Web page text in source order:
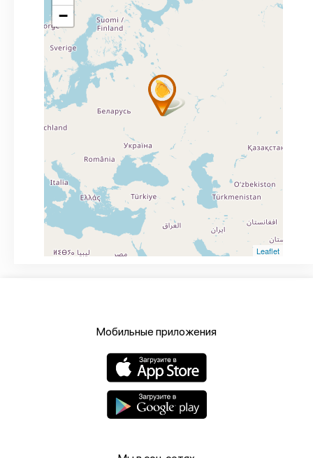
−
Leaflet
Мобильные приложения